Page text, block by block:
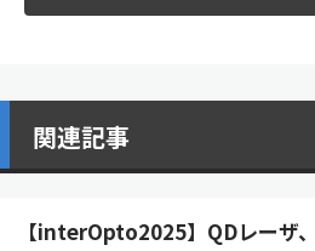
関連記事
【interOpto2025】QDレーザ